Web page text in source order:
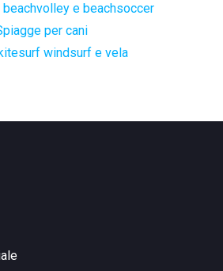
e beachsoccer
per cani
windsurf e vela